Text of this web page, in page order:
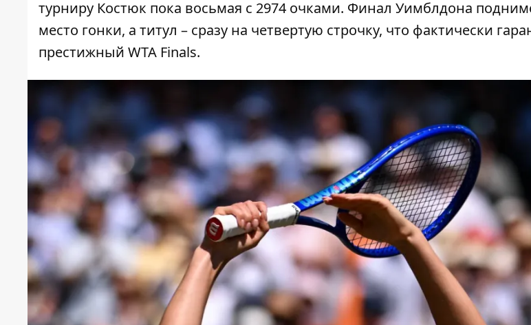
турниру Костюк пока восьмая с 2974 очками. Финал Уимблдона
место гонки, а титул – сразу на четвертую строчку, что фактически
престижный WTA Finals.